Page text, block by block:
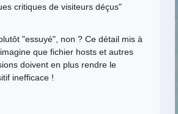
critiques de visiteurs déçus"
"essuyé", non ? Ce détail mis à
que fichier hosts et autres
doivent en plus rendre le
inefficace !